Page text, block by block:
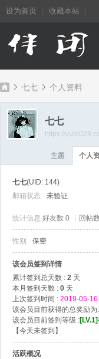
设为首页 收藏本站
成›
七七
›
个人资料
七七
https://
主题 个人
七七(UID: 144)
邮箱状态
未验证
统计信息 好友数 0 回帖
性别 保密
该会员签到详情
累计签到总天数 : 2 天
本月签到天数 : 0 天
上次签到时间 : 2019-05-
该会员目前获得的总奖励为
该会员目前签到等级 :
【今天未签到 】
活跃概况